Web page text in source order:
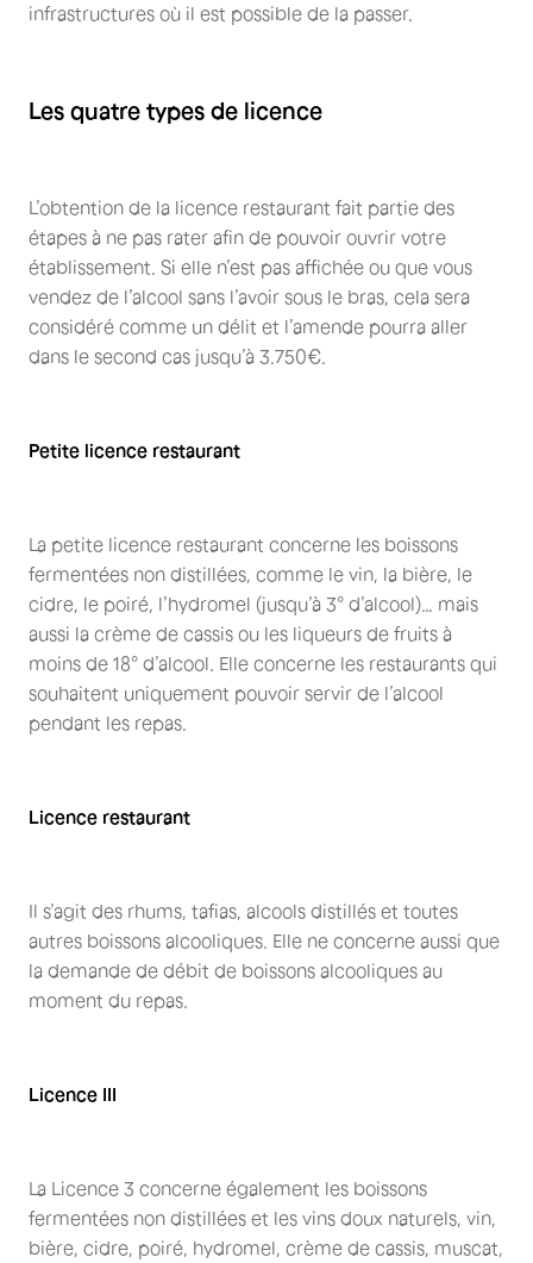
infrastructures où il est possible de la passer.
Les quatre types de licence
L’obtention de la licence restaurant fait partie des
étapes à ne pas rater afin de pouvoir ouvrir votre
établissement. Si elle n’est pas affichée ou que vous
vendez de l’alcool sans l’avoir sous le bras, cela sera
considéré comme un délit et l’amende pourra aller
dans le second cas jusqu’à 3.750€.
Petite licence restaurant
La petite licence restaurant concerne les boissons
fermentées non distillées, comme le vin, la bière, le
cidre, le poiré, l’hydromel (jusqu’à 3° d’alcool)… mais
aussi la crème de cassis ou les liqueurs de fruits à
moins de 18° d’alcool. Elle concerne les restaurants qui
souhaitent uniquement pouvoir servir de l’alcool
pendant les repas.
Licence restaurant
Il s’agit des rhums, tafias, alcools distillés et toutes
autres boissons alcooliques. Elle ne concerne aussi que
la demande de débit de boissons alcooliques au
moment du repas.
Licence III
La Licence 3 concerne également les boissons
fermentées non distillées et les vins doux naturels, vin,
bière, cidre, poiré, hydromel, crème de cassis, muscat,